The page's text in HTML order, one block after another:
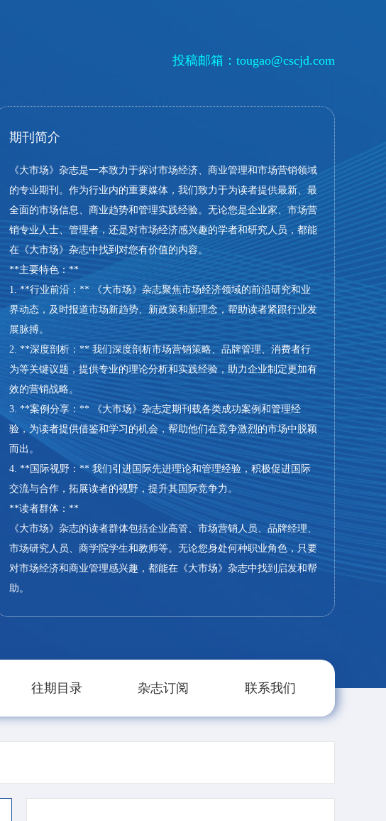
投稿邮箱： tougao@cscjd.com
期刊简介
《大市场》杂志是一本致力于探讨市场经济、商业管理和市场营销领域
的专业期刊。作为行业内的重要媒体，我们致力于为读者提供最新、最
全面的市场信息、商业趋势和管理实践经验。无论您是企业家、市场营
销专业人士、管理者，还是对市场经济感兴趣的学者和研究人员，都能
在《大市场》杂志中找到对您有价值的内容。
**主要特色：**
1. **行业前沿：** 《大市场》杂志聚焦市场经济领域的前沿研究和业
界动态，及时报道市场新趋势、新政策和新理念，帮助读者紧跟行业发
展脉搏。
2. **深度剖析：** 我们深度剖析市场营销策略、品牌管理、消费者行
为等关键议题，提供专业的理论分析和实践经验，助力企业制定更加有
效的营销战略。
3. **案例分享：** 《大市场》杂志定期刊载各类成功案例和管理经
验，为读者提供借鉴和学习的机会，帮助他们在竞争激烈的市场中脱颖
而出。
4. **国际视野：** 我们引进国际先进理论和管理经验，积极促进国际
交流与合作，拓展读者的视野，提升其国际竞争力。
**读者群体：**
《大市场》杂志的读者群体包括企业高管、市场营销人员、品牌经理、
市场研究人员、商学院学生和教师等。无论您身处何种职业角色，只要
对市场经济和商业管理感兴趣，都能在《大市场》杂志中找到启发和帮
助。
往期目录 杂志订阅 联系我们